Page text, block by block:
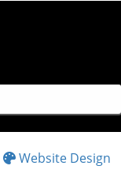
Website Design